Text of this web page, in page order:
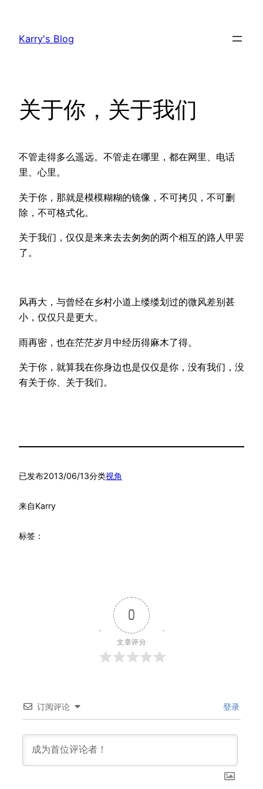
Karry's Blog
关于你，关于我们
不管走得多么遥远。不管走在哪里，都在网里、电话
里、心里。
关于你，那就是模模糊糊的镜像，不可拷贝，不可删
除，不可格式化。
关于我们，仅仅是来来去去匆匆的两个相互的路人甲罢
了。
风再大，与曾经在乡村小道上缕缕划过的微风差别甚
小，仅仅只是更大。
雨再密，也在茫茫岁月中经历得麻木了得。
关于你，就算我在你身边也是仅仅是你，没有我们，没
有关于你、关于我们。
已发布2013/06/13分类视角
来自Karry
标签：
0
文章评分
订阅评论 登录